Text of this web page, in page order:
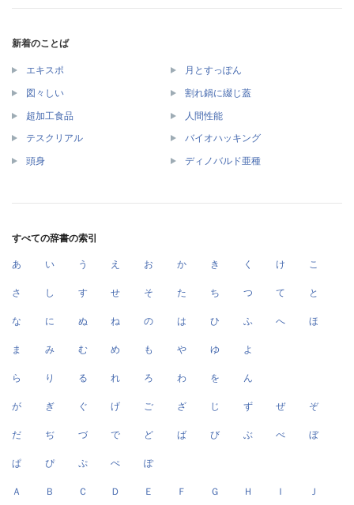
新着のことば
エキスポ 月とすっぽん
図々しい 割れ鍋に綴じ蓋
超加工食品 人間性能
テスクリアル バイオハッキング
頭身 ディノバルド亜種
すべての辞書の索引
あ い う え お か き く け こ
さ し す せ そ た ち つ て と
な に ぬ ね の は ひ ふ へ ほ
ま み む め も や ゆ よ
ら り る れ ろ わ を ん
が ぎ ぐ げ ご ざ じ ず ぜ ぞ
だ ぢ づ で ど ば び ぶ べ ぼ
ぱ ぴ ぷ ぺ ぽ
Ａ Ｂ Ｃ Ｄ Ｅ Ｆ Ｇ Ｈ Ｉ Ｊ